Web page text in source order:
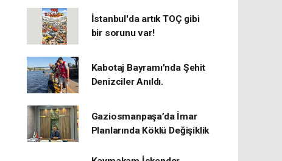
İstanbul'da artık TOÇ gibi
bir sorunu var!
Kabotaj Bayramı'nda Şehit
Denizciler Anıldı.
Gaziosmanpaşa’da İmar
Planlarında Köklü Değişiklik